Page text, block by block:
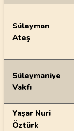
Süleyman
Ateş
Süleymaniye
Vakfı
Yaşar Nuri
Öztürk